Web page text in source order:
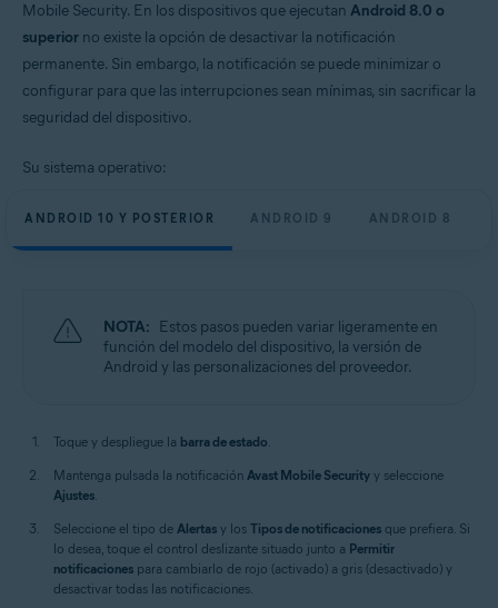
Mobile Security. En los dispositivos que ejecutan Android 8.0 o
superior no existe la opción de desactivar la notificación
permanente. Sin embargo, la notificación se puede minimizar o
configurar para que las interrupciones sean mínimas, sin sacrificar la
seguridad del dispositivo.
Su sistema operativo:
ANDROID 10 Y POSTERIOR ANDROID 9 ANDROID 8
NOTA: Estos pasos pueden variar ligeramente en
función del modelo del dispositivo, la versión de
Android y las personalizaciones del proveedor.
Toque y despliegue la barra de estado.
Mantenga pulsada la notificación Avast Mobile Security y seleccione
Ajustes.
Seleccione el tipo de Alertas y los Tipos de notificaciones que prefiera. Si
lo desea, toque el control deslizante situado junto a Permitir
notificaciones para cambiarlo de rojo (activado) a gris (desactivado) y
desactivar todas las notificaciones.